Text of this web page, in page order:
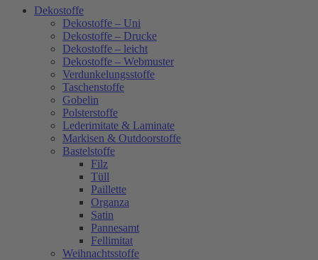
Dekostoffe
Dekostoffe – Uni
Dekostoffe – Drucke
Dekostoffe – leicht
Dekostoffe – Webmuster
Verdunkelungsstoffe
Taschenstoffe
Gobelin
Polsterstoffe
Lederimitate & Laminate
Markisen & Outdoorstoffe
Bastelstoffe
Filz
Tüll
Paillette
Organza
Satin
Pannesamt
Fellimitat
Weihnachtsstoffe